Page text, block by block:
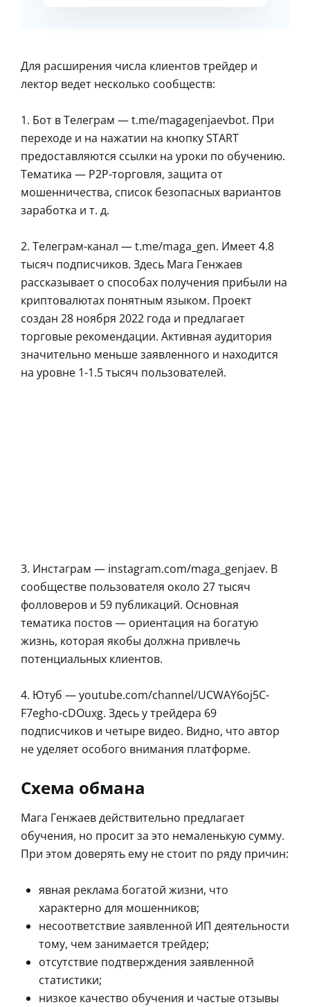
Для расширения числа клиентов трейдер и
лектор ведет несколько сообществ:
1. Бот в Телеграм — t.me/magagenjaevbot. При
переходе и на нажатии на кнопку START
предоставляются ссылки на уроки по обучению.
Тематика — P2P-торговля, защита от
мошенничества, список безопасных вариантов
заработка и т. д.
2. Телеграм-канал — t.me/maga_gen. Имеет 4.8
тысяч подписчиков. Здесь Мага Генжаев
рассказывает о способах получения прибыли на
криптовалютах понятным языком. Проект
создан 28 ноября 2022 года и предлагает
торговые рекомендации. Активная аудитория
значительно меньше заявленного и находится
на уровне 1-1.5 тысяч пользователей.
3. Инстаграм — instagram.com/maga_genjaev. В
сообществе пользователя около 27 тысяч
фолловеров и 59 публикаций. Основная
тематика постов — ориентация на богатую
жизнь, которая якобы должна привлечь
потенциальных клиентов.
4. Ютуб — youtube.com/channel/UCWAY6oj5C-
F7egho-cDOuxg. Здесь у трейдера 69
подписчиков и четыре видео. Видно, что автор
не уделяет особого внимания платформе.
Схема обмана
Мага Генжаев действительно предлагает
обучения, но просит за это немаленькую сумму.
При этом доверять ему не стоит по ряду причин:
явная реклама богатой жизни, что
характерно для мошенников;
несоответствие заявленной ИП деятельности
тому, чем занимается трейдер;
отсутствие подтверждения заявленной
статистики;
низкое качество обучения и частые отзывы